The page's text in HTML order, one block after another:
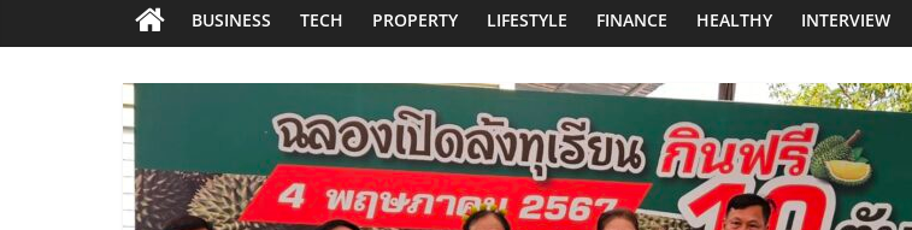
BUSINESS TECH PROPERTY LIFESTYLE FINANCE HEALTHY INTERVIEW